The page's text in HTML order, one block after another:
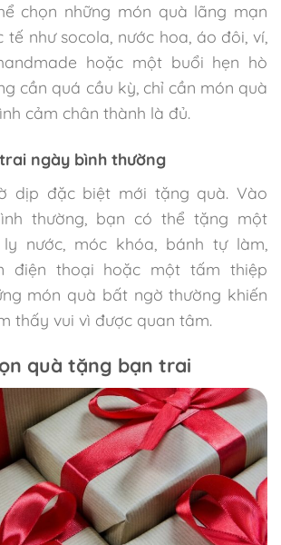
chọn những món quà lãng mạn
tế như socola, nước hoa, áo đôi, ví,
hoặc một buổi hẹn hò
cần quá cầu kỳ, chỉ cần món quà
cảm chân thành là đủ.
ngày bình thường
dịp đặc biệt mới tặng quà. Vào
thường, bạn có thể tặng một
nước, móc khóa, bánh tự làm,
điện thoại hoặc một tấm thiệp
món quà bất ngờ thường khiến
thấy vui vì được quan tâm.
quà tặng bạn trai